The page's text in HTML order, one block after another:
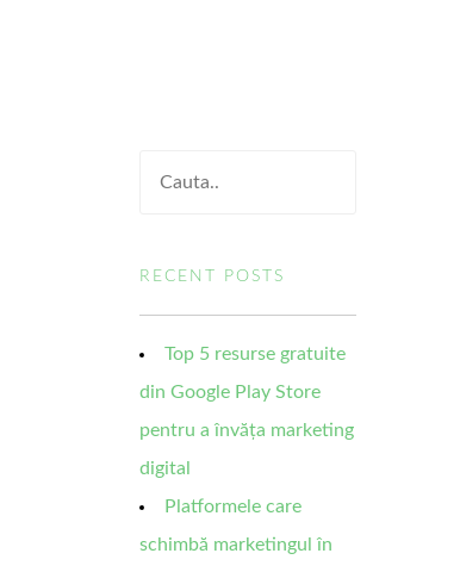
RECENT POSTS
Top 5 resurse gratuite
din Google Play Store
pentru a învăța marketing
digital
Platformele care
schimbă marketingul în